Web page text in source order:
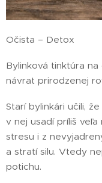
Očista – Detox
Bylinková tinktúra
návrat prirodzenej
Starí bylinkári učili,
v nej usadí príliš veľa
stresu i z
a stratí silu. Vtedy
potichu.